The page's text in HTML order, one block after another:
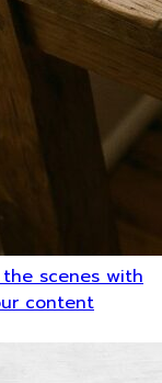
scenes with
content